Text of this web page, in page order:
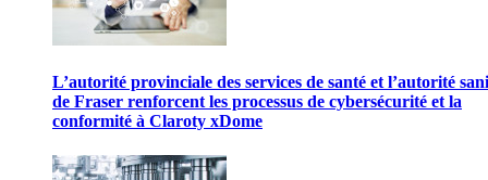
L’autorité provinciale des services de santé et l’autorité
de Fraser renforcent les processus de cybersécurité et la
conformité à Claroty xDome